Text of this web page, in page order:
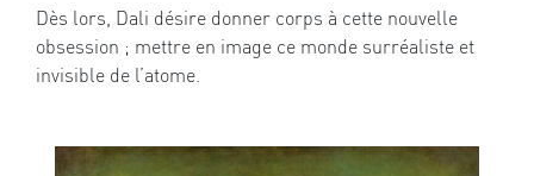
Dès lors, Dali désire donner corps à cette nouvelle
obsession ; mettre en image ce monde surréaliste et
invisible de l’atome.